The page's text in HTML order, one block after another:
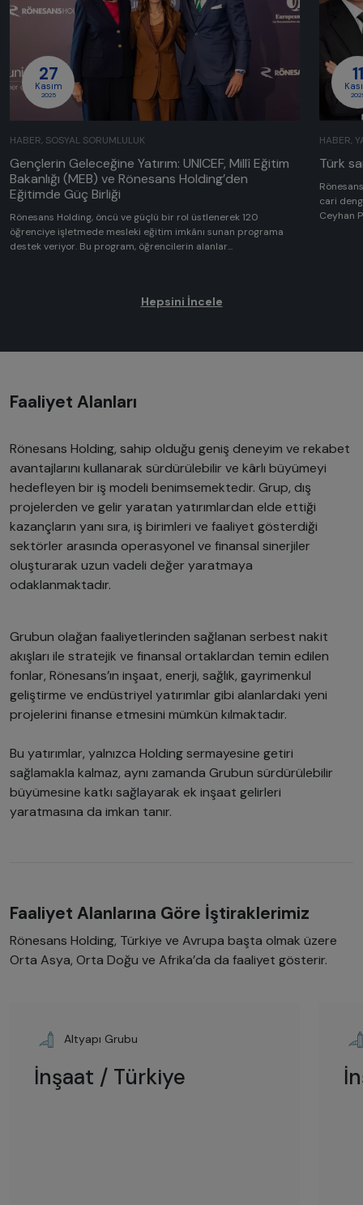
27
Kasım
2025
HABER, SOSYAL SORUMLULUK
Gençlerin Geleceğine Yatırım: UNICEF, Millî Eğitim
Bakanlığı (MEB) ve Rönesans Holding’den
Eğitimde Güç Birliği
Rönesans Holding, öncü ve güçlü bir rol üstlenerek 120
öğrenciye işletmede mesleki eğitim imkânı sunan programa
destek veriyor. Bu program, öğrencilerin alanlar...
11
HABER,
Türk
cari
Ceyhan
Hepsini İncele
Faaliyet Alanları
Rönesans Holding, sahip olduğu geniş deneyim ve rekabet
avantajlarını kullanarak sürdürülebilir ve kârlı büyümeyi
hedefleyen bir iş modeli benimsemektedir. Grup, dış
projelerden ve gelir yaratan yatırımlardan elde ettiği
kazançların yanı sıra, iş birimleri ve faaliyet gösterdiği
sektörler arasında operasyonel ve finansal sinerjiler
oluşturarak uzun vadeli değer yaratmaya
odaklanmaktadır.
Grubun olağan faaliyetlerinden sağlanan serbest nakit
akışları ile stratejik ve finansal ortaklardan temin edilen
fonlar, Rönesans’ın inşaat, enerji, sağlık, gayrimenkul
geliştirme ve endüstriyel yatırımlar gibi alanlardaki yeni
projelerini finanse etmesini mümkün kılmaktadır.
Bu yatırımlar, yalnızca Holding sermayesine getiri
sağlamakla kalmaz, aynı zamanda Grubun sürdürülebilir
büyümesine katkı sağlayarak ek inşaat gelirleri
yaratmasına da imkan tanır.
Faaliyet Alanlarına Göre İştiraklerimiz
Rönesans Holding, Türkiye ve Avrupa başta olmak üzere
Orta Asya, Orta Doğu ve Afrika’da da faaliyet gösterir.
Altyapı Grubu
İnşaat / Türkiye